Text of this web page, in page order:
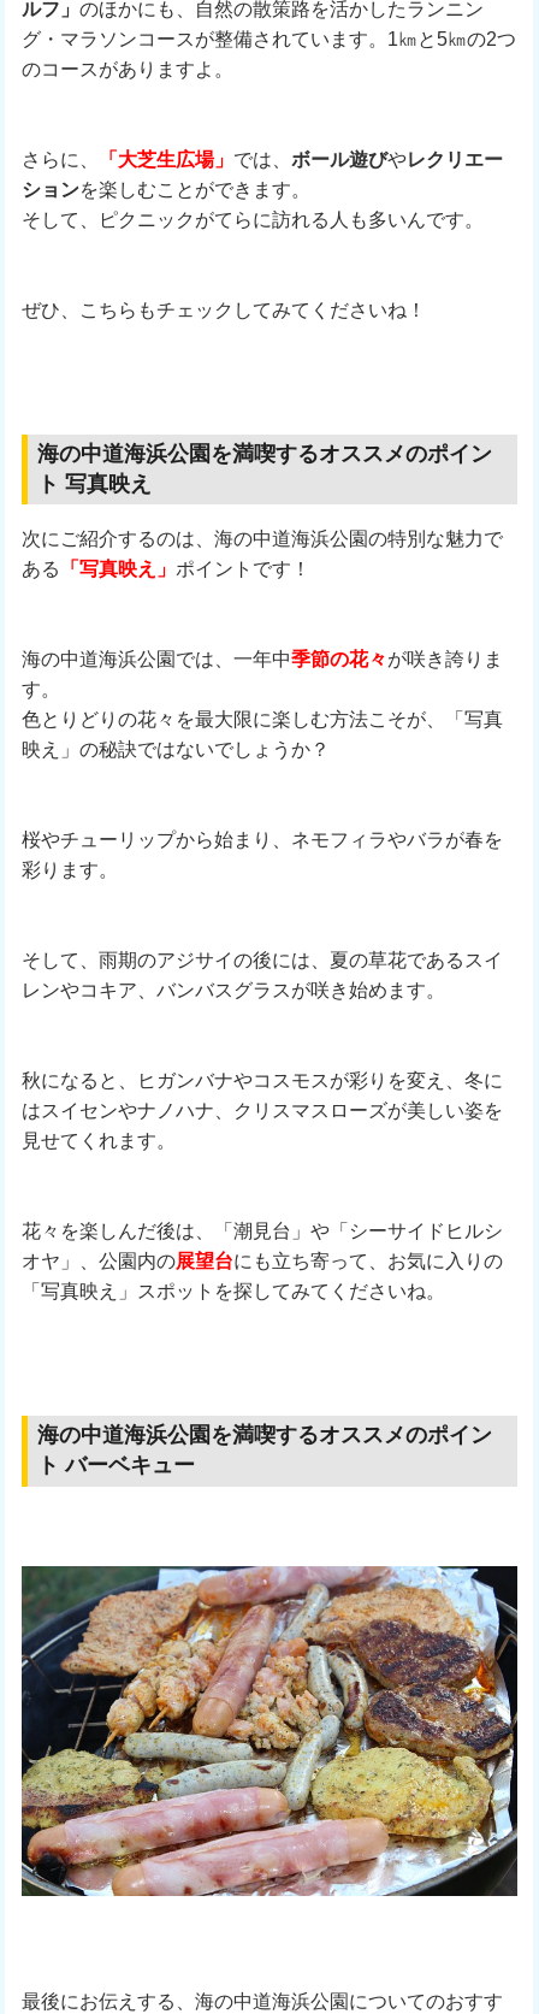
ルフ」 のほかにも、自然の散策路を活かしたランニン
グ・マラソンコースが整備されています。1㎞と5㎞の2つ
のコースがありますよ。
さらに、 「大芝生広場」 では、 ボール遊びやレクリエー
ションを楽しむことができます。
そして、ピクニックがてらに訪れる人も多いんです。
ぜひ、こちらもチェックしてみてくださいね！
海の中道海浜公園を満喫するオススメのポイン
ト 写真映え
次にご紹介するのは、海の中道海浜公園の特別な魅力で
ある 「写真映え」 ポイントです！
海の中道海浜公園では、一年中季節の花々が咲き誇りま
す。
色とりどりの花々を最大限に楽しむ方法こそが、「写真
映え」の秘訣ではないでしょうか？
桜やチューリップから始まり、ネモフィラやバラが春を
彩ります。
そして、雨期のアジサイの後には、夏の草花であるスイ
レンやコキア、バンバスグラスが咲き始めます。
秋になると、ヒガンバナやコスモスが彩りを変え、冬に
はスイセンやナノハナ、クリスマスローズが美しい姿を
見せてくれます。
花々を楽しんだ後は、「潮見台」や「シーサイドヒルシ
オヤ」、公園内の展望台にも立ち寄って、お気に入りの
「写真映え」スポットを探してみてくださいね。
海の中道海浜公園を満喫するオススメのポイン
ト バーベキュー
最後にお伝えする、海の中道海浜公園についてのおすす